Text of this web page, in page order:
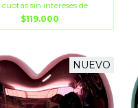
cuotas sin intereses de
$119.000
NUEVO